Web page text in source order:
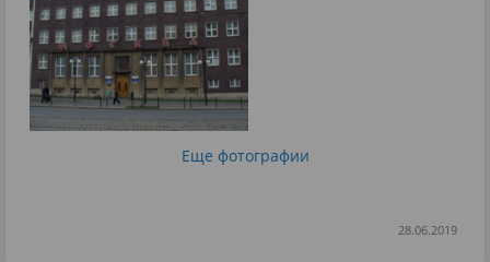
Еще фотографии
28.06.2019